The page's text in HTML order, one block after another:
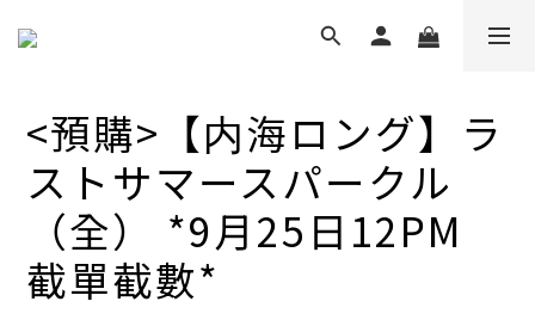
<預購>【内海ロング】ラ
ストサマースパークル
（全） *9月25日12PM
截單截數*